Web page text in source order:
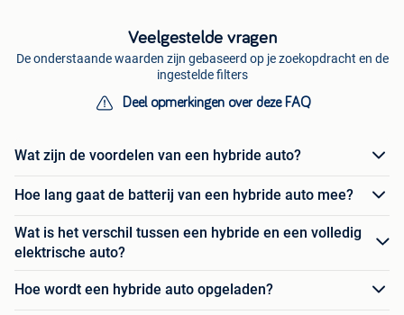
Veelgestelde vragen
De onderstaande waarden zijn gebaseerd op je zoekopdracht en de
ingestelde filters
Deel opmerkingen over deze FAQ
Wat zijn de voordelen van een hybride auto?
Hoe lang gaat de batterij van een hybride auto mee?
Wat is het verschil tussen een hybride en een volledig
elektrische auto?
Hoe wordt een hybride auto opgeladen?